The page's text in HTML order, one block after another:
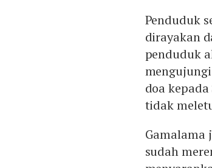
Penduduk
dirayakan
penduduk
doa
tidak
Gamalama
sudah